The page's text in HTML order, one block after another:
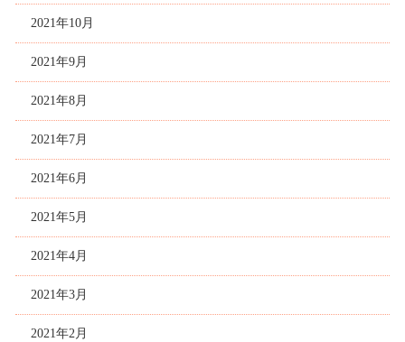
2021年10月
2021年9月
2021年8月
2021年7月
2021年6月
2021年5月
2021年4月
2021年3月
2021年2月